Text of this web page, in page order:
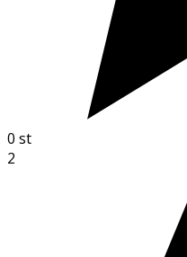
0 st
2